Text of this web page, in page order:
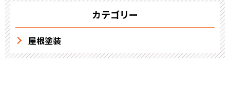
カテゴリー
屋根塗装